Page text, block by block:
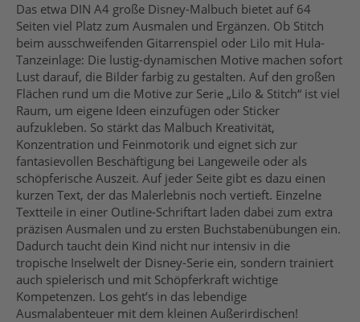
Das etwa DIN A4 große Disney-Malbuch bietet auf 64
Seiten viel Platz zum Ausmalen und Ergänzen. Ob Stitch
beim ausschweifenden Gitarrenspiel oder Lilo mit Hula-
Tanzeinlage: Die lustig-dynamischen Motive machen sofort
Lust darauf, die Bilder farbig zu gestalten. Auf den großen
Flächen rund um die Motive zur Serie „Lilo & Stitch“ ist viel
Raum, um eigene Ideen einzufügen oder Sticker
aufzukleben. So stärkt das Malbuch Kreativität,
Konzentration und Feinmotorik und eignet sich zur
fantasievollen Beschäftigung bei Langeweile oder als
schöpferische Auszeit. Auf jeder Seite gibt es dazu einen
kurzen Text, der das Malerlebnis noch vertieft. Einzelne
Textteile in einer Outline-Schriftart laden dabei zum extra
präzisen Ausmalen und zu ersten Buchstabenübungen ein.
Dadurch taucht dein Kind nicht nur intensiv in die
tropische Inselwelt der Disney-Serie ein, sondern trainiert
auch spielerisch und mit Schöpferkraft wichtige
Kompetenzen. Los geht’s in das lebendige
Ausmalabenteuer mit dem kleinen Außerirdischen!